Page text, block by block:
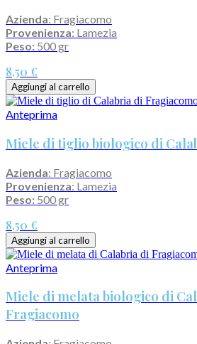
Azienda: Fragiacomo
Provenienza: Lamezia
Peso: 500 gr
8,50 €
Aggiungi al carrello
Anteprima
Miele di tiglio biologico di
Azienda: Fragiacomo
Provenienza: Lamezia
Peso: 500 gr
8,50 €
Aggiungi al carrello
Anteprima
Miele di melata biologico di
Fragiacomo